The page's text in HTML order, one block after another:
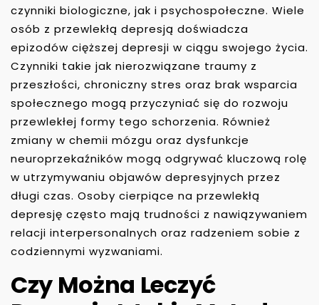
czynniki biologiczne, jak i psychospołeczne. Wiele
osób z przewlekłą depresją doświadcza
epizodów cięższej depresji w ciągu swojego życia.
Czynniki takie jak nierozwiązane traumy z
przeszłości, chroniczny stres oraz brak wsparcia
społecznego mogą przyczyniać się do rozwoju
przewlekłej formy tego schorzenia. Również
zmiany w chemii mózgu oraz dysfunkcje
neuroprzekaźników mogą odgrywać kluczową rolę
w utrzymywaniu objawów depresyjnych przez
długi czas. Osoby cierpiące na przewlekłą
depresję często mają trudności z nawiązywaniem
relacji interpersonalnych oraz radzeniem sobie z
codziennymi wyzwaniami.
Czy Można Leczyć